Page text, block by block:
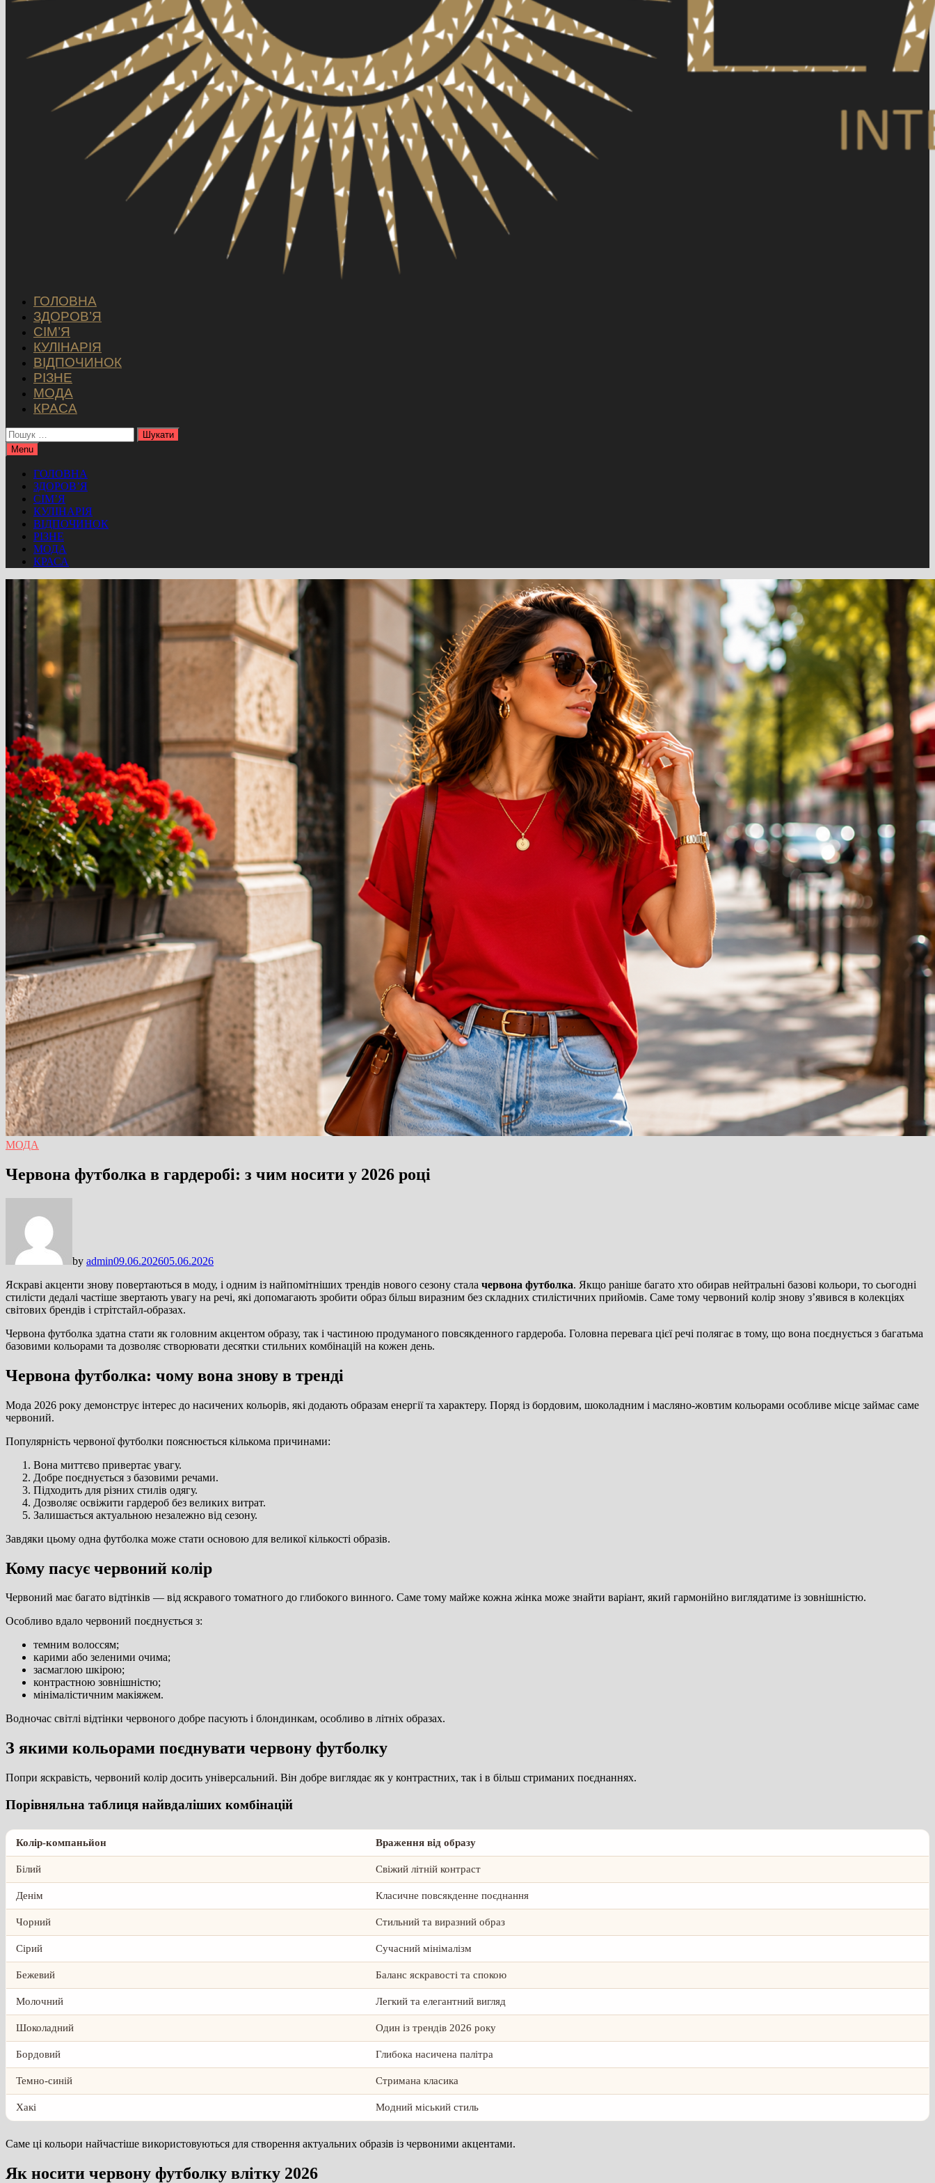
ГОЛОВНА
ЗДОРОВ’Я
СІМ’Я
КУЛІНАРІЯ
ВІДПОЧИНОК
РІЗНЕ
МОДА
КРАСА
Пошук:
Menu
ГОЛОВНА
ЗДОРОВ’Я
СІМ’Я
КУЛІНАРІЯ
ВІДПОЧИНОК
РІЗНЕ
МОДА
КРАСА
МОДА
Червона футболка в гардеробі: з чим носити у 2026 році
by admin09.06.202605.06.2026
Яскраві акценти знову повертаються в моду, і одним із найпомітніших трендів нового сезону стала червона футболка. Якщо раніше багато хто обирав нейтральні базові кольори, то сьогодні
стилісти дедалі частіше звертають увагу на речі, які допомагають зробити образ більш виразним без складних стилістичних прийомів. Саме тому червоний колір знову з’явився в колекціях
світових брендів і стрітстайл-образах.
Червона футболка здатна стати як головним акцентом образу, так і частиною продуманого повсякденного гардероба. Головна перевага цієї речі полягає в тому, що вона поєднується з багатьма
базовими кольорами та дозволяє створювати десятки стильних комбінацій на кожен день.
Червона футболка: чому вона знову в тренді
Мода 2026 року демонструє інтерес до насичених кольорів, які додають образам енергії та характеру. Поряд із бордовим, шоколадним і масляно-жовтим кольорами особливе місце займає саме
червоний.
Популярність червоної футболки пояснюється кількома причинами:
Вона миттєво привертає увагу.
Добре поєднується з базовими речами.
Підходить для різних стилів одягу.
Дозволяє освіжити гардероб без великих витрат.
Залишається актуальною незалежно від сезону.
Завдяки цьому одна футболка може стати основою для великої кількості образів.
Кому пасує червоний колір
Червоний має багато відтінків — від яскравого томатного до глибокого винного. Саме тому майже кожна жінка може знайти варіант, який гармонійно виглядатиме із зовнішністю.
Особливо вдало червоний поєднується з:
темним волоссям;
карими або зеленими очима;
засмаглою шкірою;
контрастною зовнішністю;
мінімалістичним макіяжем.
Водночас світлі відтінки червоного добре пасують і блондинкам, особливо в літніх образах.
З якими кольорами поєднувати червону футболку
Попри яскравість, червоний колір досить універсальний. Він добре виглядає як у контрастних, так і в більш стриманих поєднаннях.
Порівняльна таблиця найвдаліших комбінацій
Колір-компаньйон Враження від образу
Білий Свіжий літній контраст
Денім Класичне повсякденне поєднання
Чорний Стильний та виразний образ
Сірий Сучасний мінімалізм
Бежевий Баланс яскравості та спокою
Молочний Легкий та елегантний вигляд
Шоколадний Один із трендів 2026 року
Бордовий Глибока насичена палітра
Темно-синій Стримана класика
Хакі Модний міський стиль
Саме ці кольори найчастіше використовуються для створення актуальних образів із червоними акцентами.
Як носити червону футболку влітку 2026